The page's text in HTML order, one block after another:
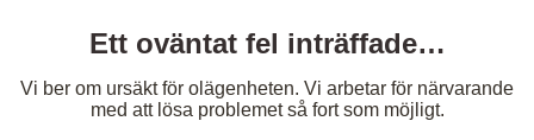
Ett oväntat fel inträffade…
Vi ber om ursäkt för olägenheten. Vi arbetar för närvarande
med att lösa problemet så fort som möjligt.